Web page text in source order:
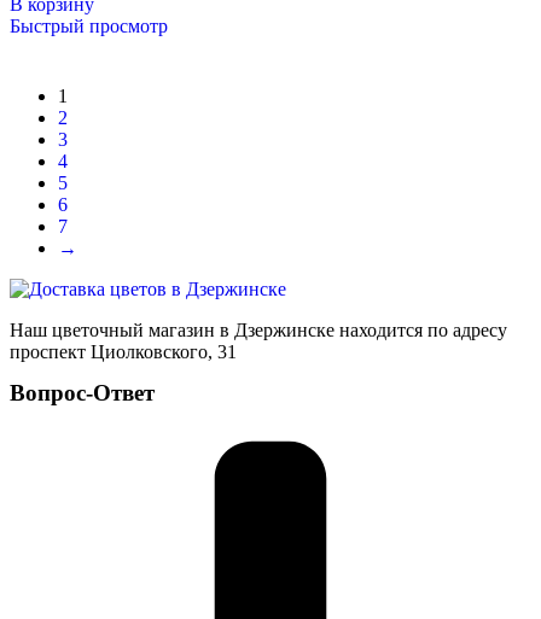
Быстрый просмотр
1
2
3
4
5
6
7
→
Наш цветочный магазин в Дзержинске находится по адресу
проспект Циолковского, 31
Вопрос-Ответ